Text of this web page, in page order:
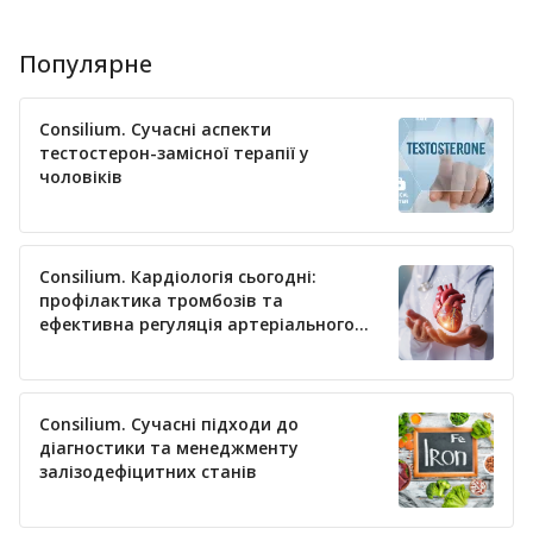
Популярне
Consilium. Сучасні аспекти
тестостерон-замісної терапії у
чоловіків
Consilium. Кардіологія сьогодні:
профілактика тромбозів та
ефективна регуляція артеріального
Consilium. Сучасні підходи до
діагностики та менеджменту
залізодефіцитних станів